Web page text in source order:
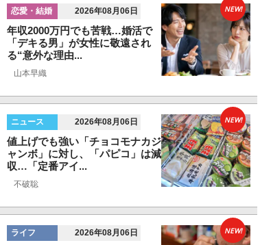
恋愛・結婚 2026年08月06日
年収2000万円でも苦戦…婚活で
「デキる男」が女性に敬遠され
る“意外な理由...
山本早織
NEW!
ニュース 2026年08月06日
値上げでも強い「チョコモナカジ
ャンボ」に対し、「パピコ」は減
収…「定番アイ...
不破聡
NEW!
ライフ 2026年08月06日 NEW!